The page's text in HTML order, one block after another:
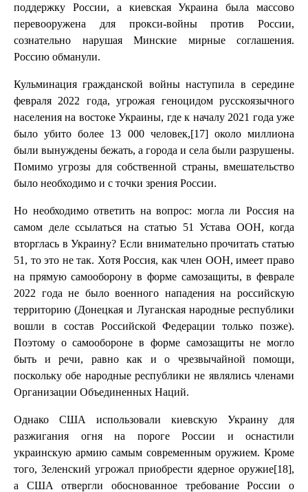
поддержку России, а киевская Украина была массово
перевооружена для прокси-войны против России,
сознательно нарушая Минские мирные соглашения.
Россию обманули.
Кульминация гражданской войны наступила в середине
февраля 2022 года, угрожая геноцидом русскоязычного
населения на востоке Украины, где к началу 2021 года уже
было убито более 13 000 человек,[17] около миллиона
были вынуждены бежать, а города и села были разрушены.
Помимо угрозы для собственной страны, вмешательство
было необходимо и с точки зрения России.
Но необходимо ответить на вопрос: могла ли Россия на
самом деле ссылаться на статью 51 Устава ООН, когда
вторглась в Украину? Если внимательно прочитать статью
51, то это не так. Хотя Россия, как член ООН, имеет право
на прямую самооборону в форме самозащиты, в феврале
2022 года не было военного нападения на российскую
территорию (Донецкая и Луганская народные республики
вошли в состав Российской Федерации только позже).
Поэтому о самообороне в форме самозащиты не могло
быть и речи, равно как и о чрезвычайной помощи,
поскольку обе народные республики не являлись членами
Организации Объединенных Наций.
Однако США использовали киевскую Украину для
разжигания огня на пороге России и оснастили
украинскую армию самым современным оружием. Кроме
того, Зеленский угрожал приобрести ядерное оружие[18],
а США отвергли обоснованное требование России о